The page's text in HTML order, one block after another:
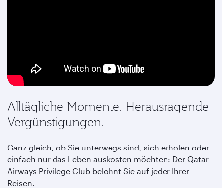
Alltägliche Momente. Herausragende
Vergünstigungen.
Ganz gleich, ob Sie unterwegs sind, sich erholen oder
einfach nur das Leben auskosten möchten: Der Qatar
Airways Privilege Club belohnt Sie auf jeder Ihrer
Reisen.